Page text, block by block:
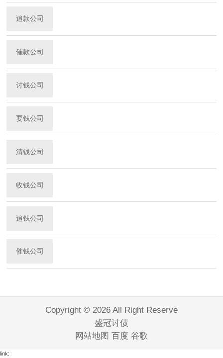
追款公司
催款公司
讨钱公司
要钱公司
清钱公司
收钱公司
追钱公司
催钱公司
Copyright © 2026 All Right Reserve
盛冠讨债
网站地图 百度 谷歌
link: